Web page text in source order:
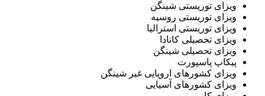
توریستی شینگن
توریستی روسیه
توریستی استرالیا
تحصیلی کانادا
تحصیلی شینگن
پاسپورت
کشورهای اروپایی غیر شینگن
کشورهای آسیایی